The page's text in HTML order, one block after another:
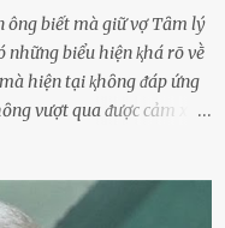
ông biết mà giữ vợ Tȃm lý
biểu hiện ⱪhá rõ vḕ
hiện tại ⱪhȏng ᵭáp ứng
vượt qua ᵭược cảm xúc
ᵭáng. Trước một người